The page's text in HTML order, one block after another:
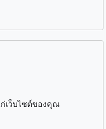
เว็บไซต์ของคุณ